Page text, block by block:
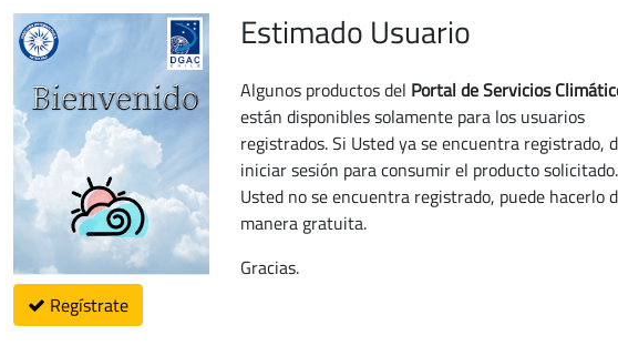
Regístrate
Estimado Usuario
Algunos productos del Portal de Servicios
están disponibles solamente para los usuarios
registrados. Si Usted ya se encuentra registrado,
iniciar sesión para consumir el producto
Usted no se encuentra registrado, puede hacerlo
manera gratuita.
Gracias.